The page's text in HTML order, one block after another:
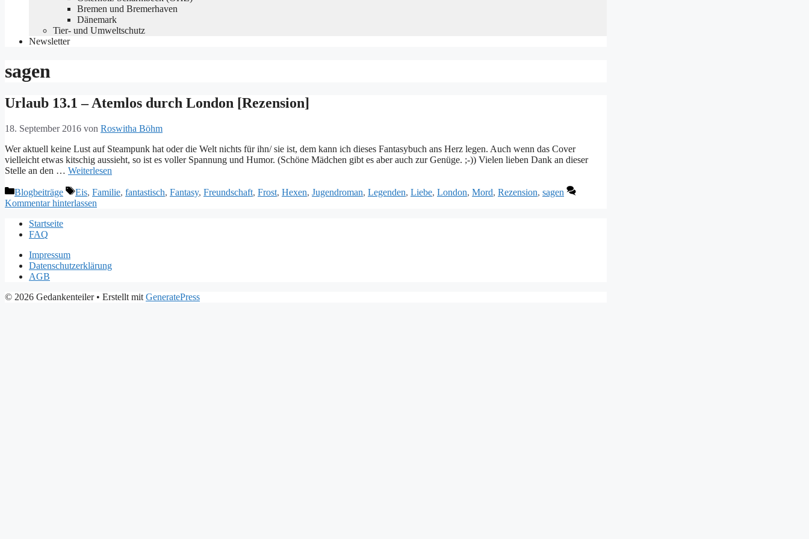
Bremen und Bremerhaven
Dänemark
Tier- und Umweltschutz
Newsletter
sagen
Urlaub 13.1 – Atemlos durch London [Rezension]
18. September 2016 von Roswitha Böhm
Wer aktuell keine Lust auf Steampunk hat oder die Welt nichts für ihn/ sie ist, dem kann ich dieses Fantasybuch ans Herz legen. Auch wenn das Cover
vielleicht etwas kitschig aussieht, so ist es voller Spannung und Humor. (Schöne Mädchen gibt es aber auch zur Genüge. ;-)) Vielen lieben Dank an dieser
Stelle an den … Weiterlesen
Kategorien
Blogbeiträge Schlagwörter
Eis, Familie, fantastisch, Fantasy, Freundschaft, Frost, Hexen, Jugendroman, Legenden, Liebe, London, Mord, Rezension, sagen
Kommentar hinterlassen
Startseite
FAQ
Impressum
Datenschutzerklärung
AGB
© 2026 Gedankenteiler• Erstellt mit GeneratePress